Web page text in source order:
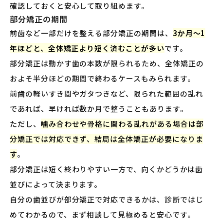
確認しておくと安心して取り組めます。
部分矯正の期間
前歯など一部だけを整える部分矯正の期間は、 3か月〜1
年ほどと、全体矯正より短く済むことが多いです。
部分矯正は動かす歯の本数が限られるため、全体矯正の
およそ半分ほどの期間で終わるケースもみられます。
前歯の軽いすき間やガタつきなど、限られた範囲の乱れ
であれば、早ければ数か月で整うこともあります。
ただし、 噛み合わせや骨格に関わる乱れがある場合は部
分矯正では対応できず、結局は全体矯正が必要になりま
す。
部分矯正は短く終わりやすい一方で、向くかどうかは歯
並びによって決まります。
自分の歯並びが部分矯正で対応できるかは、診断ではじ
めてわかるので、まず相談して見極めると安心です。